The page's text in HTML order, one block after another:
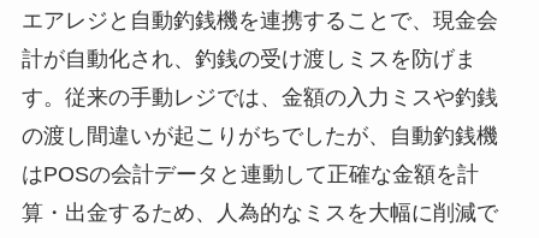
エアレジと自動釣銭機を連携することで、現金会
計が自動化され、釣銭の受け渡しミスを防げま
す。従来の手動レジでは、金額の入力ミスや釣銭
の渡し間違いが起こりがちでしたが、自動釣銭機
はPOSの会計データと連動して正確な金額を計
算・出金するため、人為的なミスを大幅に削減で